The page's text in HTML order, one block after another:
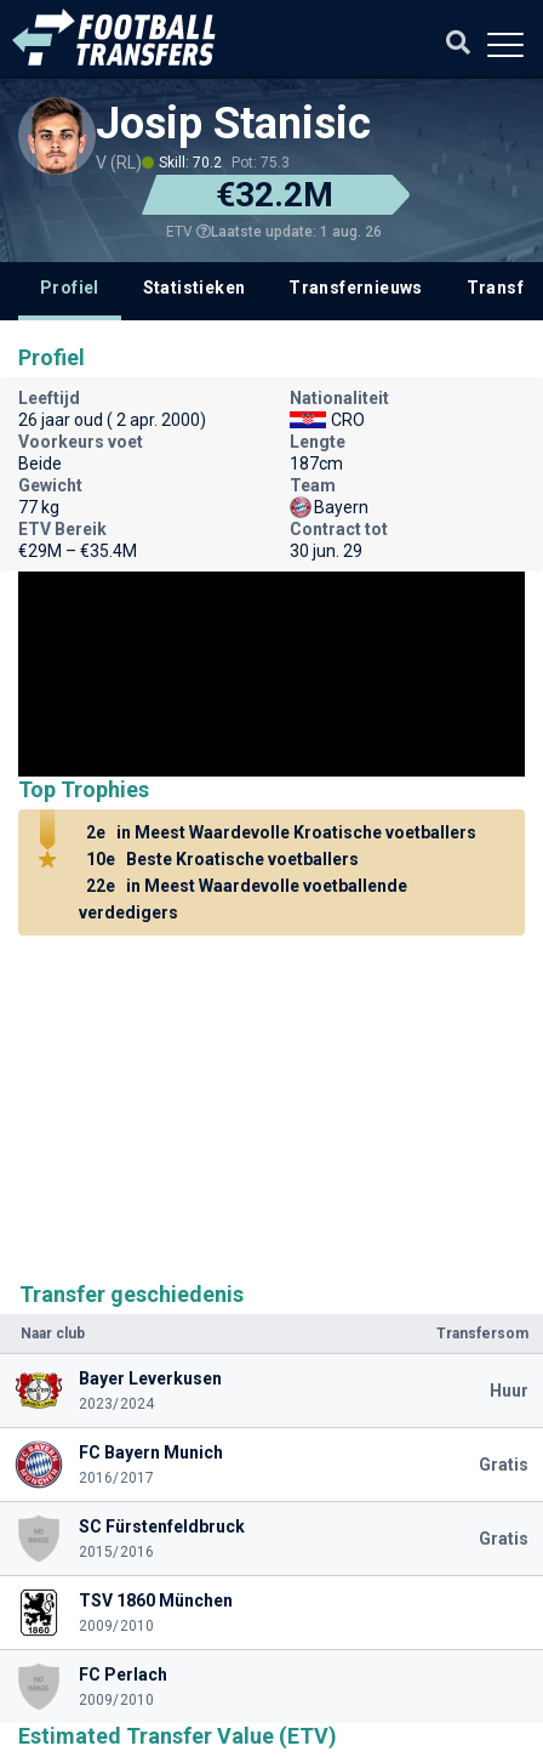
Josip Stanisic
V (RL) Skill: 70.2 Pot: 75.3
€32.2M
ETV Laatste update: 1 aug. 26
Profiel Statistieken Transfernieuws
Transfer geschiedenis
Naar club Transfersom
Bayer Leverkusen
2023/2024
Huur
FC Bayern Munich
2016/2017
Gratis
SC Fürstenfeldbruck
2015/2016
Gratis
TSV 1860 München
2009/2010
FC Perlach
2009/2010
Estimated Transfer Value (ETV)
Profiel
Leeftijd
26 jaar oud ( 2 apr. 2000)
Nationaliteit
CRO
Voorkeurs voet
Beide
Lengte
187cm
Gewicht
77 kg
Team
Bayern
ETV Bereik
€29M – €35.4M
Contract tot
30 jun. 29
Top Trophies
2e
in Meest Waardevolle Kroatische voetballers
10e
Beste Kroatische voetballers
22e
in Meest Waardevolle voetballende
verdedigers